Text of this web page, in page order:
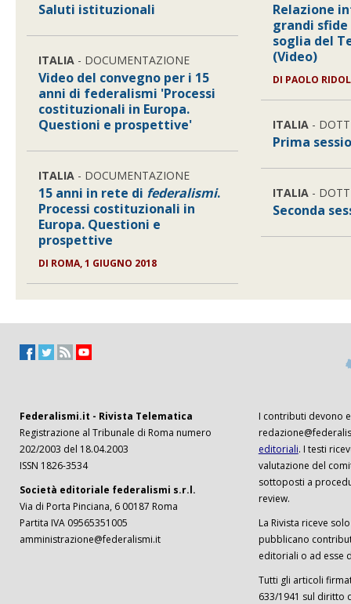
Saluti istituzionali
ITALIA - DOCUMENTAZIONE
Video del convegno per i 15
anni di federalismi 'Processi
costituzionali in Europa.
Questioni e prospettive'
ITALIA - DOCUMENTAZIONE
15 anni in rete di federalismi.
Processi costituzionali in
Europa. Questioni e
prospettive
DI ROMA, 1 GIUGNO 2018
Relazione
grandi
soglia del
(Video)
DI PAOLO
ITALIA -
Prima
ITALIA -
Seconda
Federalismi.it - Rivista Telematica
Registrazione al Tribunale di Roma numero
202/2003 del 18.04.2003
ISSN 1826-3534
Società editoriale federalismi s.r.l.
Via di Porta Pinciana, 6 00187 Roma
Partita IVA 09565351005
amministrazione@federalismi.it
I contributi devono
editoriali. I testi
valutazione del
sottoposti a
review.
La Rivista riceve
pubblicano
editoriali o ad esse
Tutti gli articoli
633/1941 sul diritto